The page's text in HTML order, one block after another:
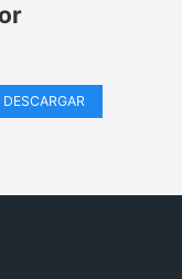
DESCARGAR